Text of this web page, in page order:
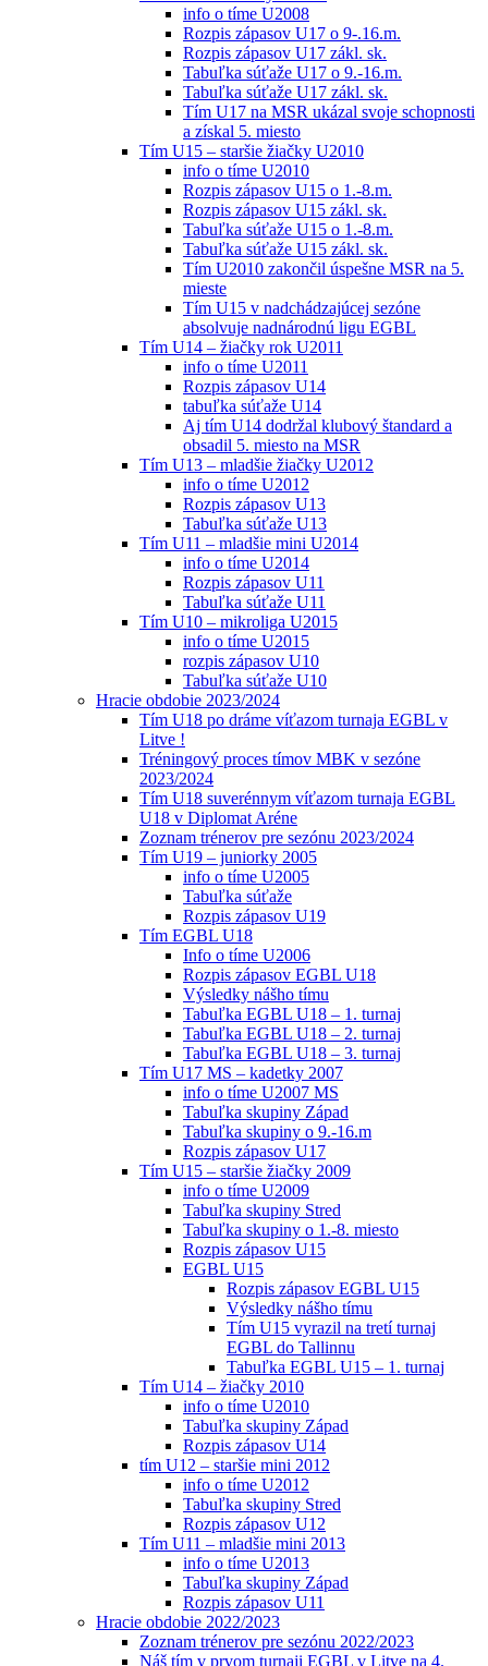
info o tíme U2008
Rozpis zápasov U17 o 9-.16.m.
Rozpis zápasov U17 zákl. sk.
Tabuľka súťaže U17 o 9.-16.m.
Tabuľka súťaže U17 zákl. sk.
Tím U17 na MSR ukázal svoje schopnosti
a získal 5. miesto
Tím U15 – staršie žiačky U2010
info o tíme U2010
Rozpis zápasov U15 o 1.-8.m.
Rozpis zápasov U15 zákl. sk.
Tabuľka súťaže U15 o 1.-8.m.
Tabuľka súťaže U15 zákl. sk.
Tím U2010 zakončil úspešne MSR na 5.
mieste
Tím U15 v nadchádzajúcej sezóne
absolvuje nadnárodnú ligu EGBL
Tím U14 – žiačky rok U2011
info o tíme U2011
Rozpis zápasov U14
tabuľka súťaže U14
Aj tím U14 dodržal klubový štandard a
obsadil 5. miesto na MSR
Tím U13 – mladšie žiačky U2012
info o tíme U2012
Rozpis zápasov U13
Tabuľka súťaže U13
Tím U11 – mladšie mini U2014
info o tíme U2014
Rozpis zápasov U11
Tabuľka súťaže U11
Tím U10 – mikroliga U2015
info o tíme U2015
rozpis zápasov U10
Tabuľka súťaže U10
Hracie obdobie 2023/2024
Tím U18 po dráme víťazom turnaja EGBL v
Litve !
Tréningový proces tímov MBK v sezóne
2023/2024
Tím U18 suverénnym víťazom turnaja EGBL
U18 v Diplomat Aréne
Zoznam trénerov pre sezónu 2023/2024
Tím U19 – juniorky 2005
info o tíme U2005
Tabuľka súťaže
Rozpis zápasov U19
Tím EGBL U18
Info o tíme U2006
Rozpis zápasov EGBL U18
Výsledky nášho tímu
Tabuľka EGBL U18 – 1. turnaj
Tabuľka EGBL U18 – 2. turnaj
Tabuľka EGBL U18 – 3. turnaj
Tím U17 MS – kadetky 2007
info o tíme U2007 MS
Tabuľka skupiny Západ
Tabuľka skupiny o 9.-16.m
Rozpis zápasov U17
Tím U15 – staršie žiačky 2009
info o tíme U2009
Tabuľka skupiny Stred
Tabuľka skupiny o 1.-8. miesto
Rozpis zápasov U15
EGBL U15
Rozpis zápasov EGBL U15
Výsledky nášho tímu
Tím U15 vyrazil na tretí turnaj
EGBL do Tallinnu
Tabuľka EGBL U15 – 1. turnaj
Tím U14 – žiačky 2010
info o tíme U2010
Tabuľka skupiny Západ
Rozpis zápasov U14
tím U12 – staršie mini 2012
info o tíme U2012
Tabuľka skupiny Stred
Rozpis zápasov U12
Tím U11 – mladšie mini 2013
info o tíme U2013
Tabuľka skupiny Západ
Rozpis zápasov U11
Hracie obdobie 2022/2023
Zoznam trénerov pre sezónu 2022/2023
Náš tím v prvom turnaji EGBL v Litve na 4.